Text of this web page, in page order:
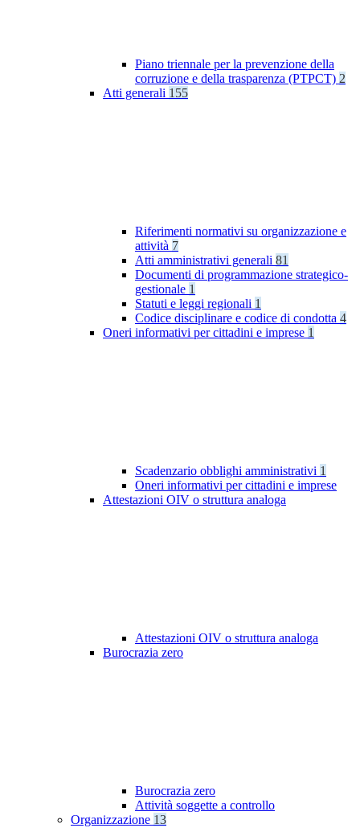
Piano triennale per la prevenzione della
corruzione e della trasparenza (PTPCT) 2
Atti generali 155
Riferimenti normativi su organizzazione e
attività 7
Atti amministrativi generali 81
Documenti di programmazione strategico-
gestionale 1
Statuti e leggi regionali 1
Codice disciplinare e codice di condotta 4
Oneri informativi per cittadini e imprese 1
Scadenzario obblighi amministrativi 1
Oneri informativi per cittadini e imprese
Attestazioni OIV o struttura analoga
Attestazioni OIV o struttura analoga
Burocrazia zero
Burocrazia zero
Attività soggette a controllo
Organizzazione 13